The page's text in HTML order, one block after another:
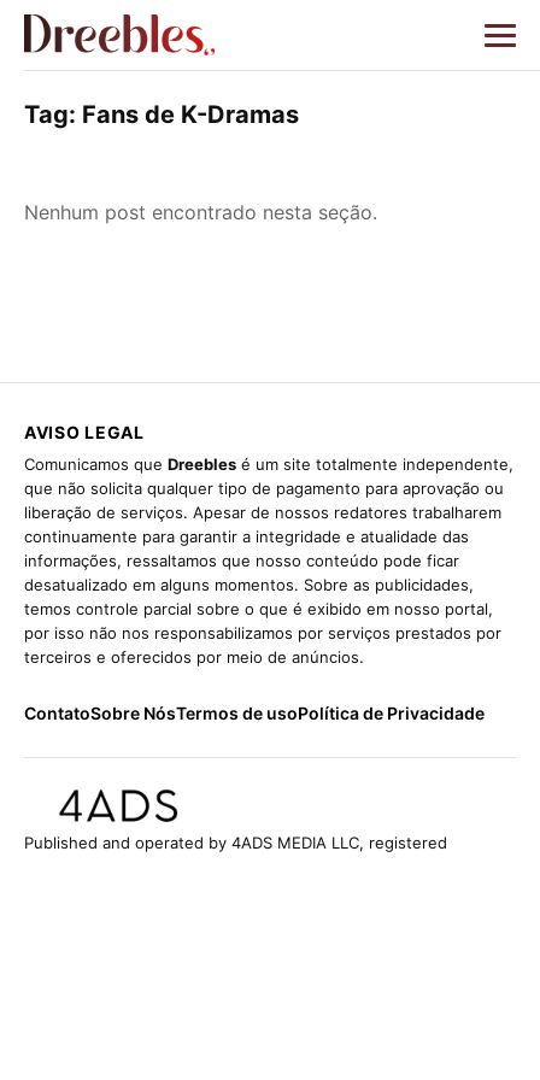
Tag: Fans de K-Dramas
Nenhum post encontrado nesta seção.
AVISO LEGAL
Comunicamos que Dreebles é um site totalmente independente,
que não solicita qualquer tipo de pagamento para aprovação ou
liberação de serviços. Apesar de nossos redatores trabalharem
continuamente para garantir a integridade e atualidade das
informações, ressaltamos que nosso conteúdo pode ficar
desatualizado em alguns momentos. Sobre as publicidades,
temos controle parcial sobre o que é exibido em nosso portal,
por isso não nos responsabilizamos por serviços prestados por
terceiros e oferecidos por meio de anúncios.
ContatoSobre NósTermos de usoPolítica de Privacidade
Published and operated by 4ADS MEDIA LLC, registered